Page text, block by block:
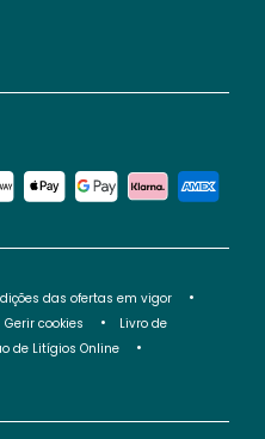
das ofertas em vigor
Gerir cookies
Livro de
de Litígios Online